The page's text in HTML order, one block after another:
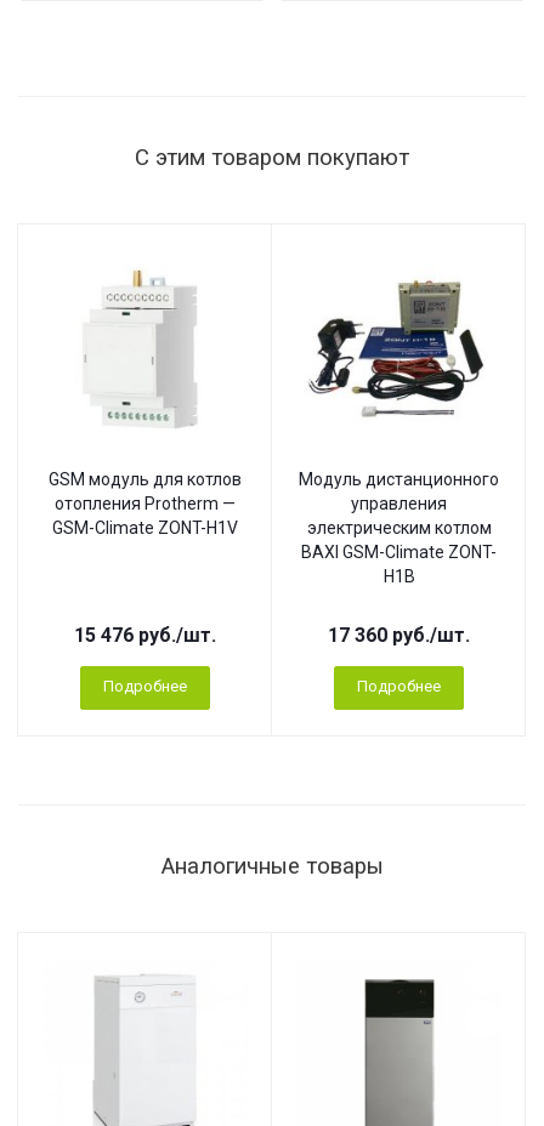
С этим товаром покупают
GSM модуль для котлов
отопления Protherm —
GSM-Climate ZONT-H1V
15 476 руб./шт.
Подробнее
Модуль дистанционного
управления
электрическим котлом
BAXI GSM-Climate ZONT-
H1B
17 360 руб./шт.
Подробнее
Аналогичные товары